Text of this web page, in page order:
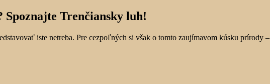
Spoznajte Trenčiansky luh!
iste netreba. Pre cezpoľných si však o tomto zaujímavom kúsku prírody –